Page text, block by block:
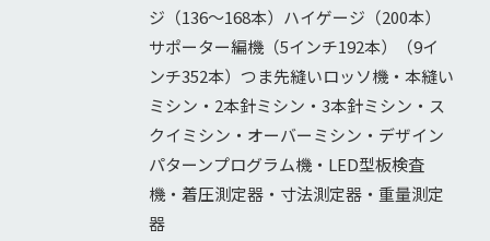
ジ（136～168本）ハイゲージ（200本）
サポーター編機（5インチ192本）（9イ
ンチ352本）つま先縫いロッソ機・本縫い
ミシン・2本針ミシン・3本針ミシン・ス
クイミシン・オーバーミシン・デザイン
パターンプログラム機・LED型板検査
機・着圧測定器・寸法測定器・重量測定
器